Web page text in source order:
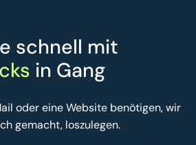
schnell mit
in Gang
oder eine Website benötigen, wir
gemacht, loszulegen.